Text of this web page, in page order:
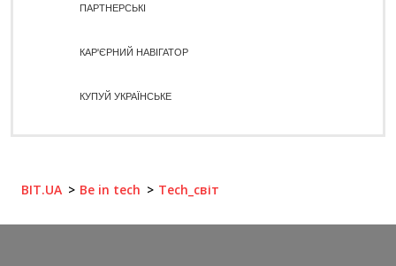
ПАРТНЕРСЬКІ
КАР'ЄРНИЙ НАВІГАТОР
КУПУЙ УКРАЇНСЬКЕ
BIT.UA Be in tech Tech_світ